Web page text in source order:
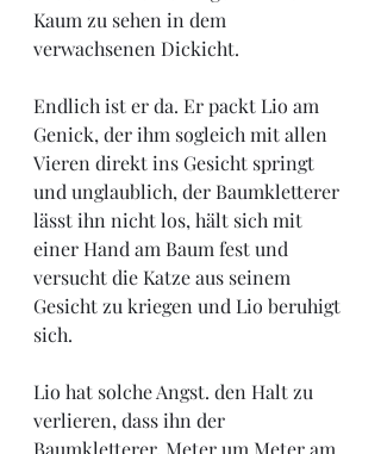
Kaum zu sehen in dem
verwachsenen Dickicht.
Endlich ist er da. Er packt Lio am
Genick, der ihm sogleich mit allen
Vieren direkt ins Gesicht springt
und unglaublich, der Baumkletterer
lässt ihn nicht los, hält sich mit
einer Hand am Baum fest und
versucht die Katze aus seinem
Gesicht zu kriegen und Lio beruhigt
sich.
Lio hat solche Angst. den Halt zu
verlieren, dass ihn der
Baumkletterer, Meter um Meter am